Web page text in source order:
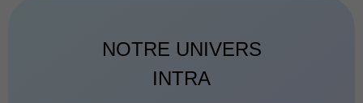
NOTRE UNIVERS
INTRA